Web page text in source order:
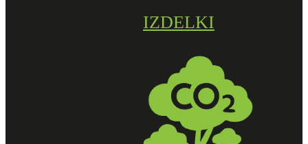
IZDELKI